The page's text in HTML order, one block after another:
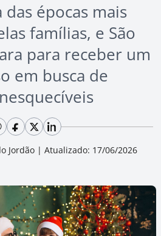
épocas mais
famílias, e São
para receber um
em busca de
Jordão | Atualizado: 17/06/2026